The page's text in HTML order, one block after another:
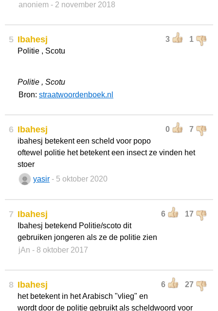
anoniem - 2 november 2018
5 3 1
Ibahesj
Politie , Scotu
Politie , Scotu
Bron: straatwoordenboek.nl
6 0 7
Ibahesj
ibahesj betekent een scheld voor popo
oftewel politie het betekent een insect ze vinden het
stoer
yasir - 5 oktober 2020
7 6 17
Ibahesj
Ibahesj betekend Politie/scoto dit
gebruiken jongeren als ze de politie zien
jAn - 8 oktober 2017
8 6 27
Ibahesj
het betekent in het Arabisch "vlieg" en
wordt door de politie gebruikt als scheldwoord voor